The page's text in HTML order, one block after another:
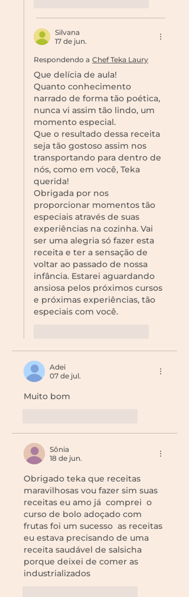
Silvana
17 de jun.
Respondendo a Chef Teka Laury
Que delícia de aula!
Quanto conhecimento
narrado de forma tão poética,
nunca vi assim tão lindo, um
momento especial.
Que o resultado dessa receita
seja tão gostoso assim nos
transportando para dentro de
nós, como em você, Teka
querida!
Obrigada por nos
proporcionar momentos tão
especiais através de suas
experiências na cozinha. Vai
ser uma alegria só fazer esta
receita e ter a sensação de
voltar ao passado de nossa
infância. Estarei aguardando
ansiosa pelos próximos cursos
e próximas experiências, tão
especiais com você.
Adei
07 de jul.
Muito bom
Sônia
18 de jun.
Obrigado teka que receitas
maravilhosas vou fazer sim suas
receitas eu amo já  comprei  o
curso de bolo adoçado com
frutas foi um sucesso  as receitas
eu estava precisando de uma
receita saudável de salsicha
porque deixei de comer as
industrializados